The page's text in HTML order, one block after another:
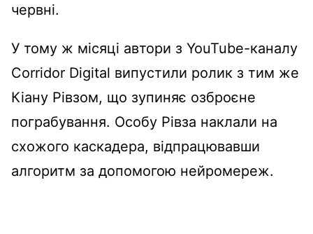
червні.
У тому ж місяці автори з YouTube-каналу
Corridor Digital випустили ролик з тим же
Кіану Рівзом, що зупиняє озброєне
пограбування. Особу Рівза наклали на
схожого каскадера, відпрацювавши
алгоритм за допомогою нейромереж.